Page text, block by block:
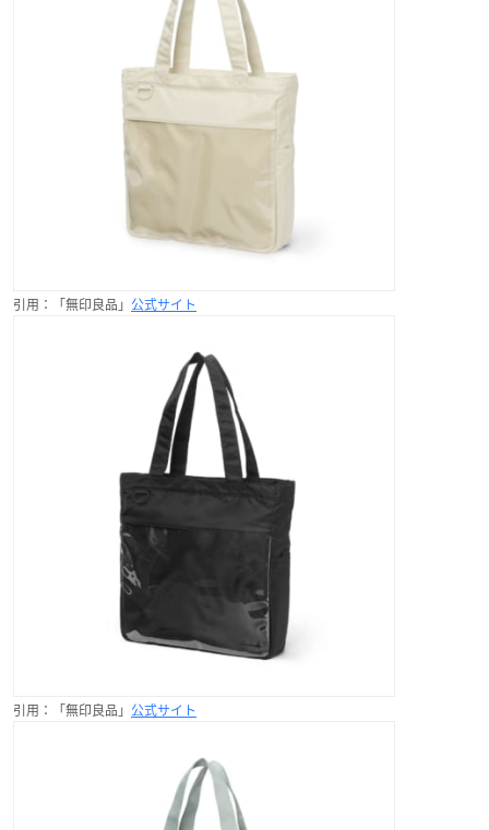
引用：「無印良品」 公式サイト
引用：「無印良品」 公式サイト